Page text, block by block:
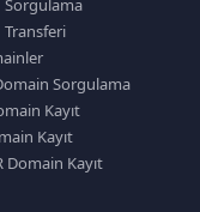
Sorgulama
Sorgulama
Kayıt
Kayıt
Domain Kayıt